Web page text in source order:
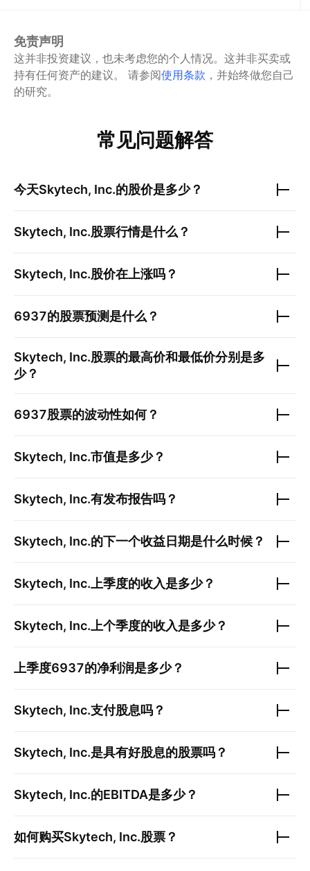
免责声明
这并非投资建议，也未考虑您的个人情况。这并非买卖或
持有任何资产的建议。
请参阅使用条款 ，并始终做您自己
的研究。
常见问题解答
今天Skytech, Inc.的股价是多少？
Skytech, Inc.股票行情是什么？
Skytech, Inc.股价在上涨吗？
6937的股票预测是什么？
Skytech, Inc.股票的最高价和最低价分别是多
少？
6937股票的波动性如何？
Skytech, Inc.市值是多少？
Skytech, Inc.有发布报告吗？
Skytech, Inc.的下一个收益日期是什么时候？
Skytech, Inc. 上季度的收入是多少？
Skytech, Inc. 上个季度的收入是多少？
上季度6937的净利润是多少？
Skytech, Inc.支付股息吗？
Skytech, Inc.是具有好股息的股票吗？
Skytech, Inc.的EBITDA是多少？
如何购买Skytech, Inc.股票？